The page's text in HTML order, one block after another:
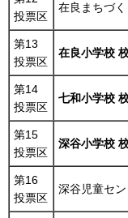
投票区
在良まちづ
第13
投票区
在良小学校
第14
投票区
七和小学校
第15
投票区
深谷小学校
第16
投票区
深谷児童セ